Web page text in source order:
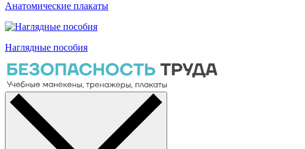
Анатомические плакаты
Наглядные пособия